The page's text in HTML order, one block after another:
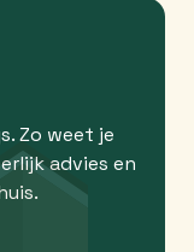
Zo weet je
advies en